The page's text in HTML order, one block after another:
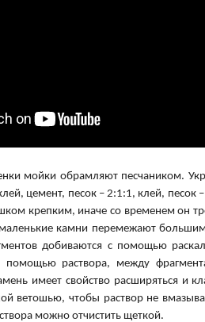
мойки обрамляют песчаником.
цемент, песок – 2:1:1, клей,
крепким, иначе со временем он
камни перемежают
добиваются с помощью
раствора, между
имеет свойство расширяться и
ветошью, чтобы раствор не
можно отчистить щеткой.